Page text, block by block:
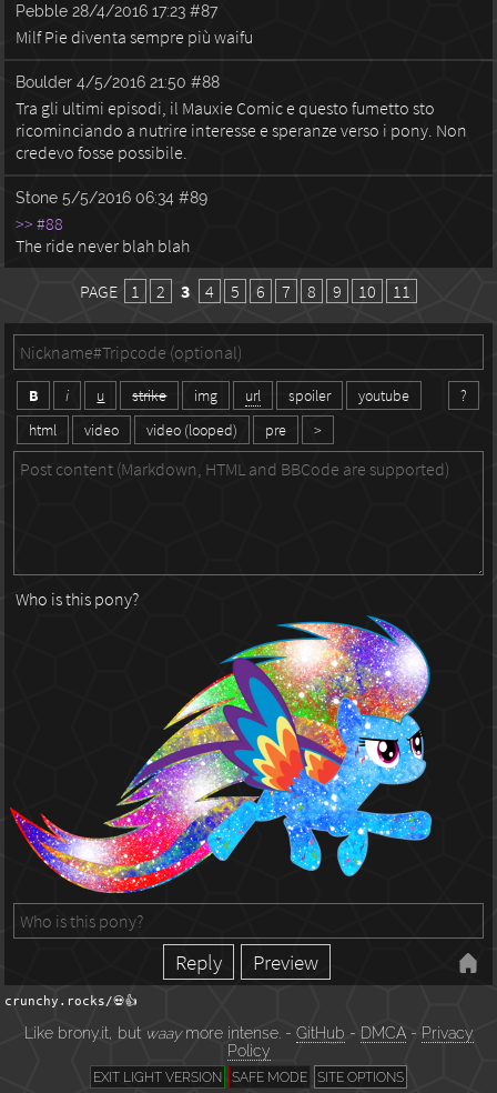
Pebble 28/4/2016 17:23 #87
Milf Pie diventa sempre più waifu
Boulder 4/5/2016 21:50 #88
Tra gli ultimi episodi, il Mauxie Comic e questo fumetto sto
ricominciando a nutrire interesse e speranze verso i pony. Non
credevo fosse possibile.
Stone 5/5/2016 06:34 #89
>> #88
The ride never blah blah
PAGE 1 2 3 4 5 6 7 8 9 10 11
?
B i u strike img url spoiler
youtube
html
video video (looped) pre >
Who is this pony?
crunchy.rocks/💀👍
Like brony.it, but waaymore intense. - GitHub - DMCA- Privacy
Policy
EXIT LIGHT VERSION SAFE MODE SITE OPTIONS